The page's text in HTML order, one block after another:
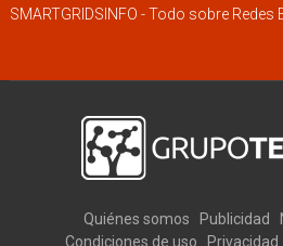
SMARTGRIDSINFO - Todo sobre Redes
Quiénes somos Publicidad
Condiciones de uso
Privacidad